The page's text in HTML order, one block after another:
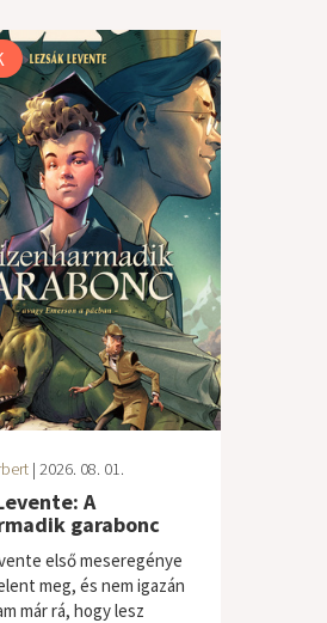
| 2026. 08. 01.
A
garabonc
első meseregénye
meg, és nem igazán
már rá, hogy lesz